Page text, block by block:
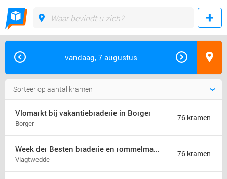
vandaag, 7 augustus
Vlomarkt bij vakantiebraderie in Borger
Borger
76 kramen
Week der Besten braderie en rommelmarkt (jaarmarkt)
Vlagtwedde
76 kramen